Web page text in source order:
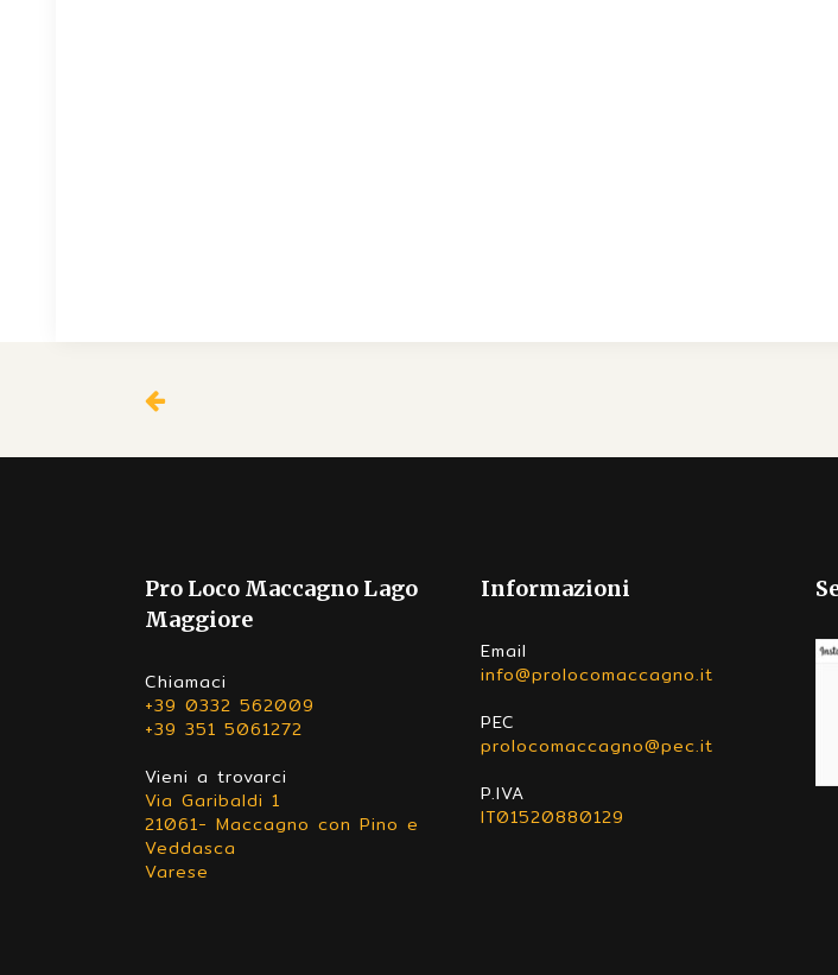
Pro Loco Maccagno Lago
Maggiore
Chiamaci
+39 0332 562009
+39 351 5061272
Vieni a trovarci
Via Garibaldi 1
21061- Maccagno con Pino e
Veddasca
Varese
Informazioni
Email
info@prolocomaccagno.it
PEC
prolocomaccagno@pec.it
P.IVA
IT01520880129